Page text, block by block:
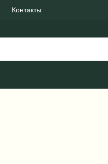
Контакты